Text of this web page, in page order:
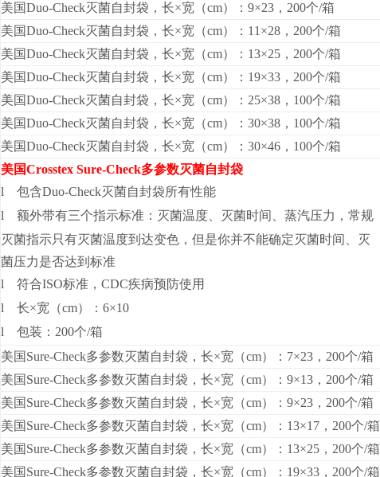
美国Duo-Check灭菌自封袋，长×宽（cm）：9×23，200个/箱
美国Duo-Check灭菌自封袋，长×宽（cm）：11×28，200个/箱
美国Duo-Check灭菌自封袋，长×宽（cm）：13×25，200个/箱
美国Duo-Check灭菌自封袋，长×宽（cm）：19×33，200个/箱
美国Duo-Check灭菌自封袋，长×宽（cm）：25×38，100个/箱
美国Duo-Check灭菌自封袋，长×宽（cm）：30×38，100个/箱
美国Duo-Check灭菌自封袋，长×宽（cm）：30×46，100个/箱
美国Crosstex Sure-Check多参数灭菌自封袋
l
包含Duo-Check灭菌自封袋所有性能
l
额外带有三个指示标准：灭菌温度、灭菌时间、蒸汽压力，常规
灭菌指示只有灭菌温度到达变色，但是你并不能确定灭菌时间、灭
菌压力是否达到标准
l
符合ISO标准，CDC疾病预防使用
l
长×宽（cm）：6×10
l
包装：200个/箱
美国Sure-Check多参数灭菌自封袋， 长×宽（cm）：7×23，200个/箱
美国Sure-Check多参数灭菌自封袋，长×宽（cm）：9×13，200个/箱
美国Sure-Check多参数灭菌自封袋，长×宽（cm）：9×23，200个/箱
美国Sure-Check多参数灭菌自封袋，长×宽（cm）：13×17，200个/箱
美国Sure-Check多参数灭菌自封袋，长×宽（cm）：13×25，200个/箱
美国Sure-Check多参数灭菌自封袋，长×宽（cm）：19×33，200个/箱